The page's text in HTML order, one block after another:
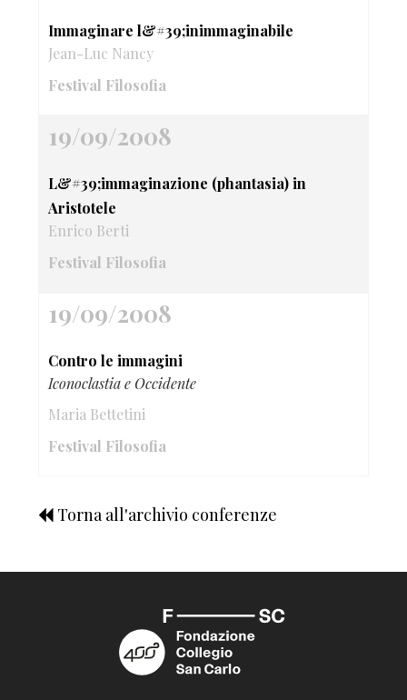
Immaginare l&#39;inimmaginabile
Jean-Luc Nancy
Festival Filosofia
19/09/2008
L&#39;immaginazione (phantasia) in
Aristotele
Enrico Berti
Festival Filosofia
19/09/2008
Contro le immagini
Iconoclastia e Occidente
Maria Bettetini
Festival Filosofia
Torna all'archivio conferenze